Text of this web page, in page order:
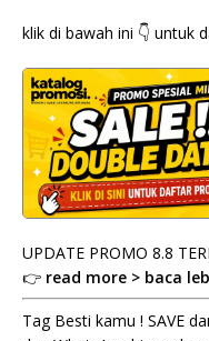
klik di bawah ini 👇 untuk
UPDATE PROMO 8.8
👉 read more > baca
Tag Besti kamu ! SAVE